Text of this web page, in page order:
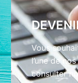
Vous
l’une de
consulter